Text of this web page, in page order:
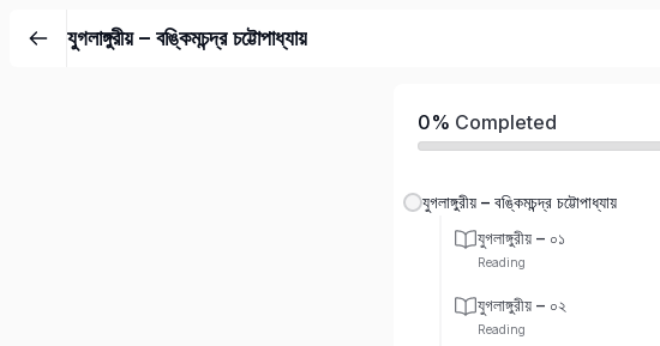
যুগলাঙ্গুরীয় – বঙ্কিমচন্দ্র চট্টোপাধ্যায়
0% Completed
যুগলাঙ্গুরীয় – বঙ্কিমচন্দ্র চট্টোপাধ্যায়
যুগলাঙ্গুরীয় – ০১
Reading
যুগলাঙ্গুরীয় – ০২
Reading
বিবাহান্তে
পক্ষে এখন
পুরন্দর যে এই
আসিলেন না,
আমার
ধনদাসেরও
তাঁহার মৃত্যু